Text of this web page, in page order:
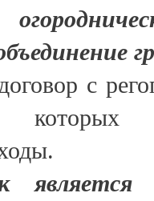
с
которых
является